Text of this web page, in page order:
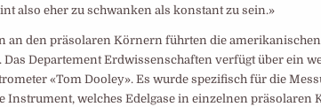
also eher zu schwanken als konstant zu sein.»
an den präsolaren Körnern führten die
Departement Erdwissenschaften verfügt über ein
«Tom Dooley». Es wurde spezifisch für die
Instrument, welches Edelgase in einzelnen präsolaren